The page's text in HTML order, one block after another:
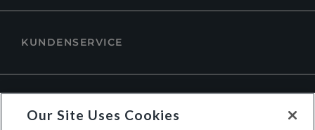
KUNDENSERVICE
Our Site Uses Cookies